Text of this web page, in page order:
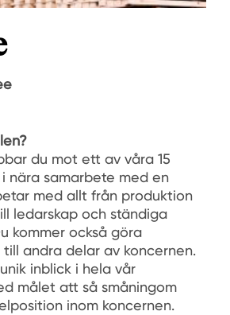
du mot ett av våra 15
nära samarbete med en
med allt från produktion
ledarskap och ständiga
kommer också göra
andra delar av koncernen.
inblick i hela vår
målet att så småningom
inom koncernen.